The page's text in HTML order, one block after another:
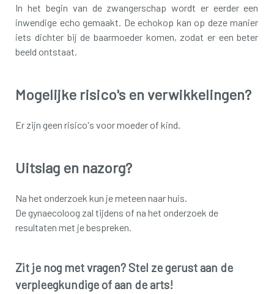
In het begin van de zwangerschap wordt er eerder een
inwendige echo gemaakt. De echokop kan op deze manier
iets dichter bij de baarmoeder komen, zodat er een beter
beeld ontstaat.
Mogelijke risico's en verwikkelingen?
Er zijn geen risico's voor moeder of kind.
Uitslag en nazorg?
Na het onderzoek kun je meteen naar huis.
De gynaecoloog zal tijdens of na het onderzoek de
resultaten met je bespreken.
Zit je nog met vragen? Stel ze gerust aan de
verpleegkundige of aan de arts!